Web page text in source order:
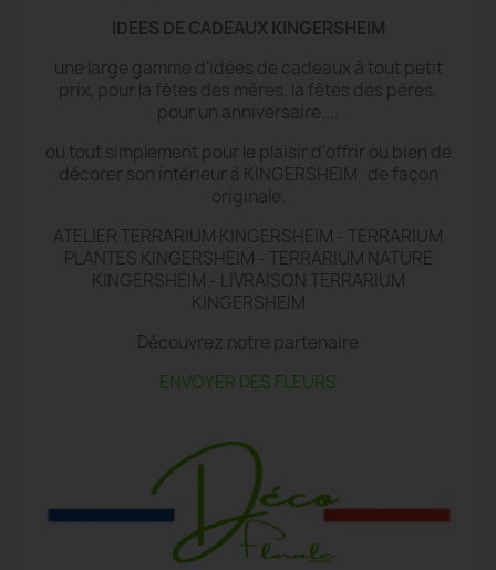
IDEES DE CADEAUX KINGERSHEIM
une large gamme d'idées de cadeaux à tout petit
prix, pour la fêtes des mères, la fêtes des pères,
pour un anniversaire....
ou tout simplement pour le plaisir d'offrir ou bien de
décorer son intérieur à KINGERSHEIM de façon
originale.
ATELIER TERRARIUM KINGERSHEIM - TERRARIUM
PLANTES KINGERSHEIM - TERRARIUM NATURE
KINGERSHEIM - LIVRAISON TERRARIUM
KINGERSHEIM
Découvrez notre partenaire
ENVOYER DES FLEURS